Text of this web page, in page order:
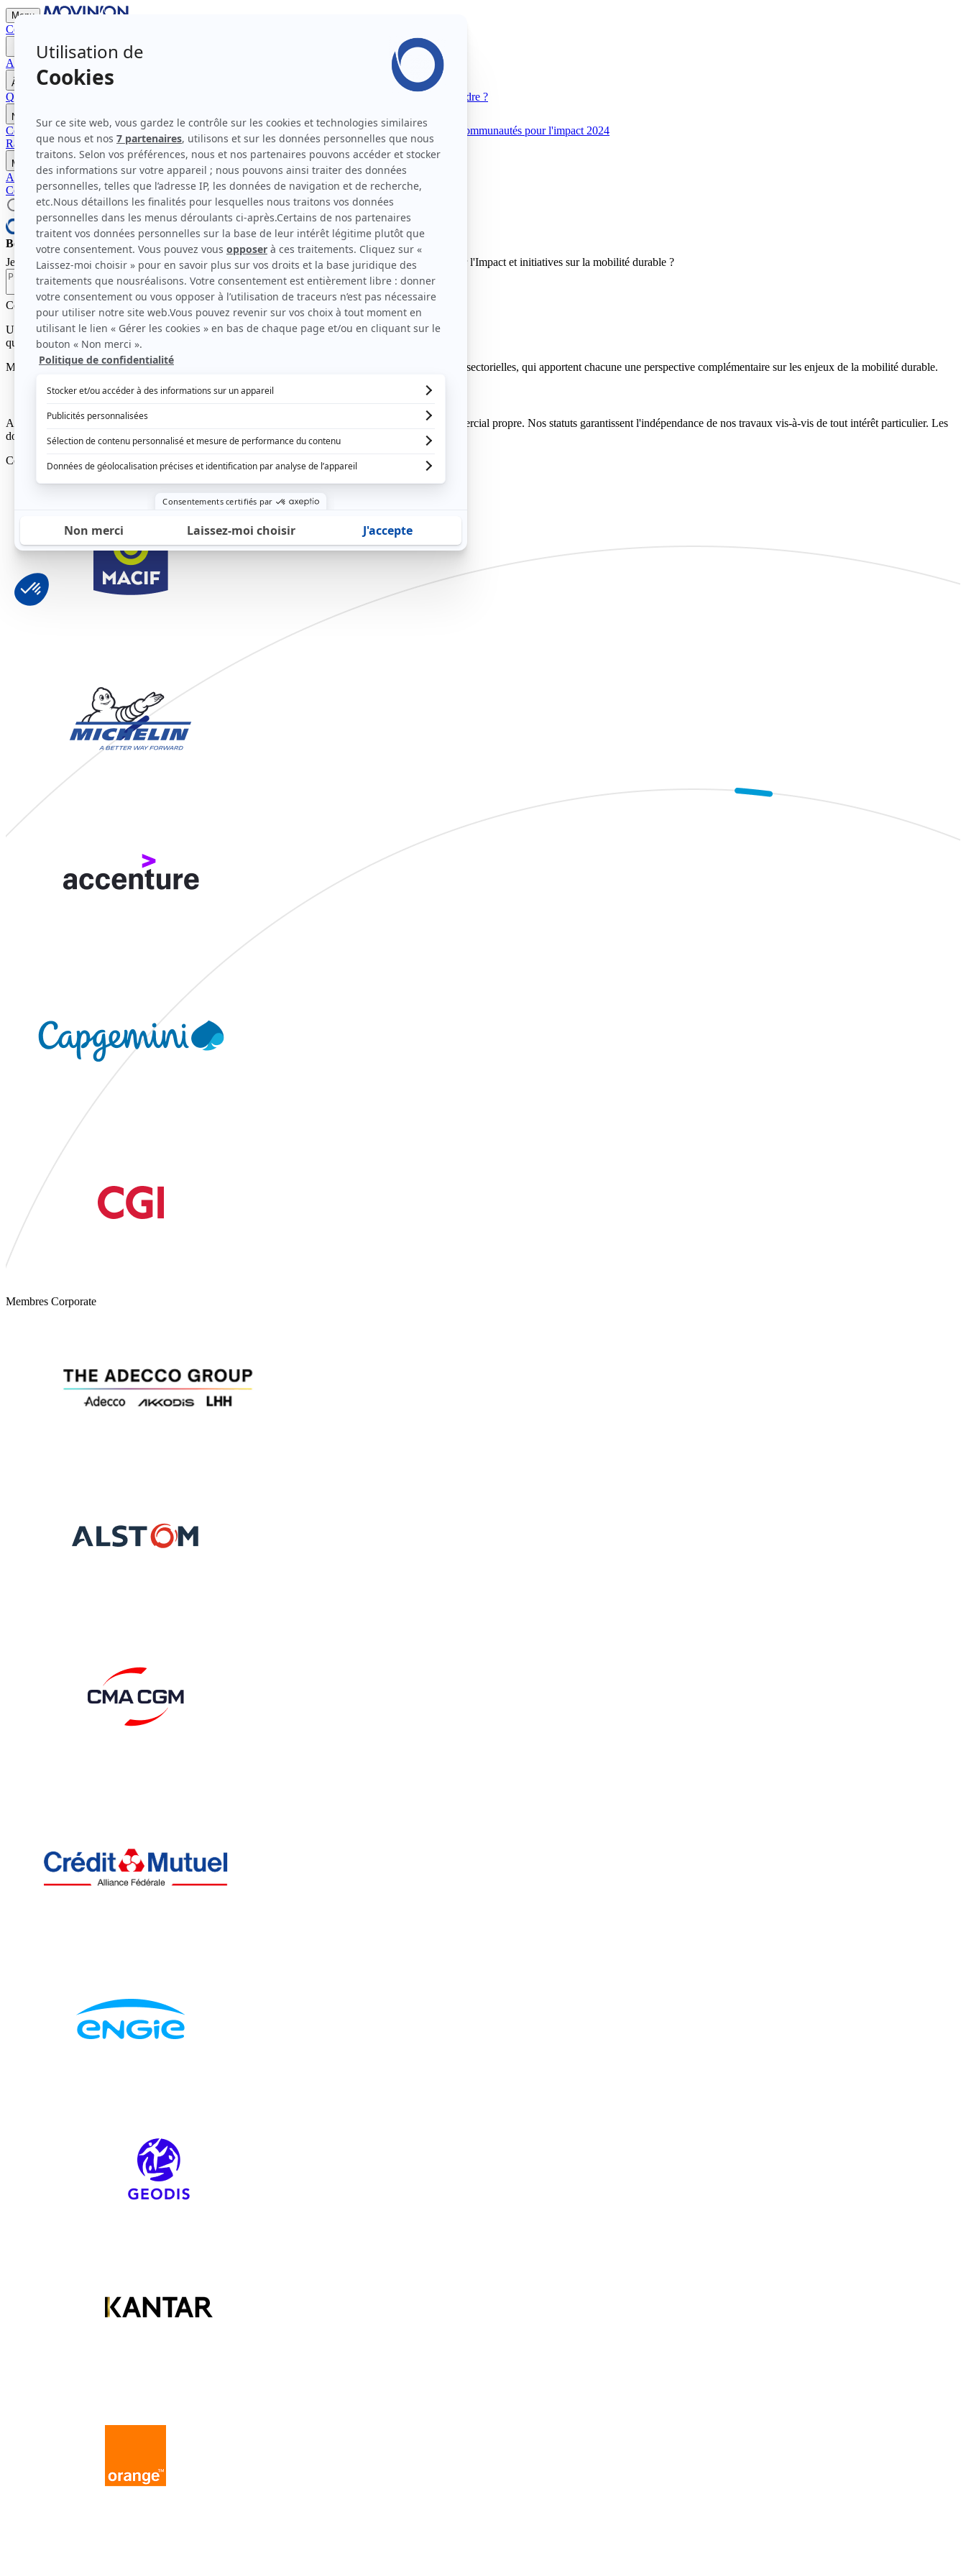
Menu
Contactez-nous
Accueil
À propos de Movin'On
Qui sommes-nous ? Pourquoi nous rejoindre ?
Nos travaux
Communautés pour l'impact 2026 Programme Bleu Blanc Move Communautés pour l'impact 2025
Communautés pour l'impact 2024
Rapports et Études Nos rendez-vousMovin'On Summit 2026
Médias
Actualités Communiqués de presse
Contactez-nousDevenir Mécène
Bonjour et bienvenue chez Movin'On.
Je suis l'assistant virtuel de Movin'On. Comment puis-je vous aider à explorer nos Communautés pour l'Impact et initiatives sur la mobilité durable ?
Comment nous sommes organisés
Une gouvernance
qui reflète notre ambition
Movin'On est dirigé par un Conseil d'Administration composé de grandes entreprises engagées, cross-sectorielles, qui apportent chacune une perspective complémentaire sur les enjeux de la mobilité durable.
Association d'intérêt général (AIG)
Movin'On opère dans un cadre pré-compétitif, sans agenda commercial propre. Nos statuts garantissent l'indépendance de nos travaux vis-à-vis de tout intérêt particulier. Les
dons ouvrent droit à une réduction d'impôt de 60 % pour les entreprises mécènes.
Conseil d'Administration - membres Exécutifs
Membres Corporate